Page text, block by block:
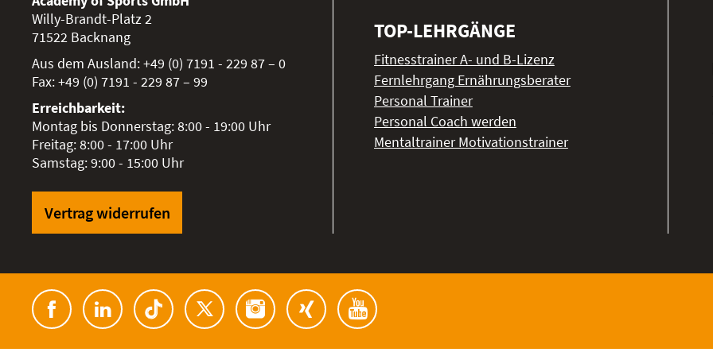
Willy-Brandt-Platz 2
71522 Backnang
Aus dem Ausland:+49 (0) 7191 - 229 87 – 0
Fax:+49 (0) 7191 - 229 87 – 99
Erreichbarkeit:
Montag bis Donnerstag: 8:00 - 19:00 Uhr
Freitag: 8:00 - 17:00 Uhr
Samstag: 9:00 - 15:00 Uhr
Vertrag widerrufen
TOP-LEHRGÄNGE
Fitnesstrainer A- und B-Lizenz
Fernlehrgang Ernährungsberater
Personal Trainer
Personal Coach werden
Mentaltrainer Motivationstrainer